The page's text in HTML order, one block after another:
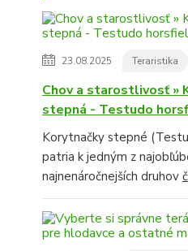
23.08.2025 Teraristika
Chov a starostlivosť »
stepná - Testudo
Korytnačky stepné
patria k jedným z
najnenáročnejších druhov